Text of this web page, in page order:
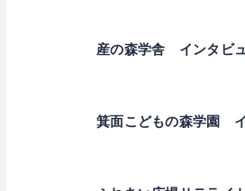
産の森学舎 インタビ
箕面こどもの森学園